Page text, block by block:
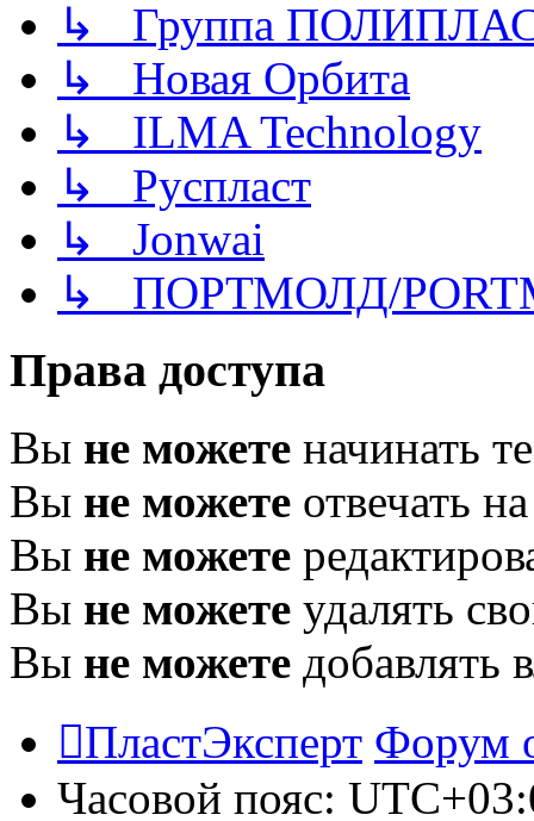
↳ Группа
↳ Новая Орбита
↳ ILMA Technology
↳ Руспласт
↳ Jonwai
↳ ПОРТМОЛД/
Права доступа
Вы не можете начинать
Вы не можете отвечать
Вы не можете
Вы не можете удалять
Вы не можете добавлять
ПластЭксперт Форум
Часовой пояс: